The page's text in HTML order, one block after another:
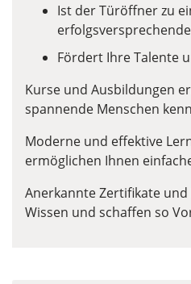
Ist der Türöffner zu
Fördert Ihre Talente
Kurse und Ausbildungen
spannende Menschen
Moderne und effektive
ermöglichen Ihnen
Anerkannte Zertifikate
Wissen und schaffen so